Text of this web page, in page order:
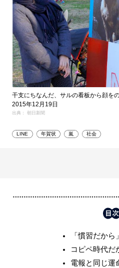
干支にちなんだ、サルの看板から顔を
2015年12月19日
出典： 朝日新聞
LINE 年賀状 嵐 社会
「慣習だから
コピペ時代だ
電報と同じ運